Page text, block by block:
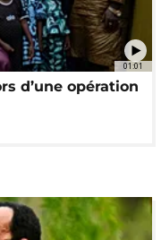
01:01
d’une opération